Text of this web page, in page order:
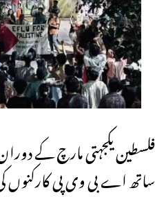
فلسطین یکجہتی مارچ کے
ساتھ اے بی وی پی کارکنوں